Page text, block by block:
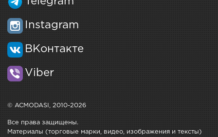
Instagram
ВКонтакте
Viber
© ACMODASI, 2010-2026
Все права защищены.
Материалы (торговые марки, видео, изображения и тексты)